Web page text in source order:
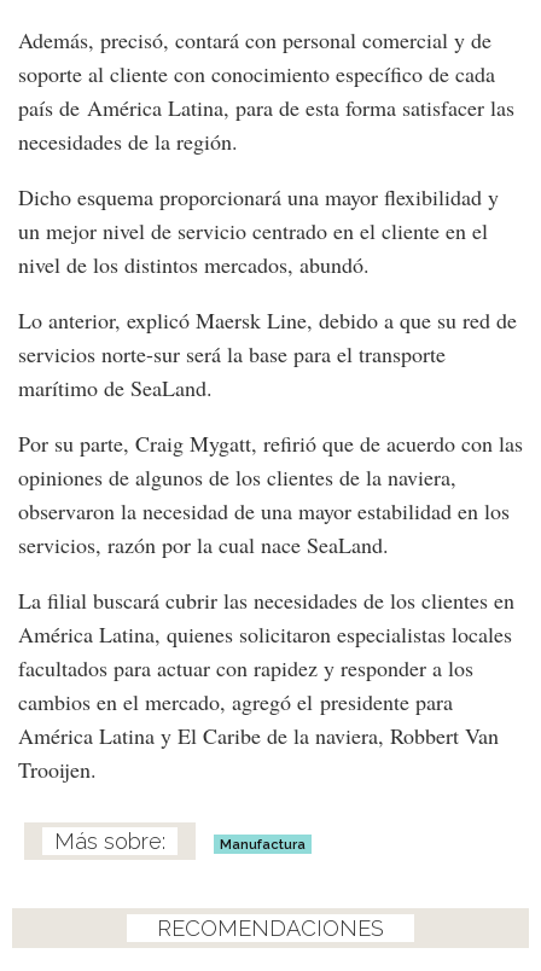
Además, precisó, contará con personal comercial y de
soporte al cliente con conocimiento específico de cada
país de América Latina, para de esta forma satisfacer las
necesidades de la región.
Dicho esquema proporcionará una mayor flexibilidad y
un mejor nivel de servicio centrado en el cliente en el
nivel de los distintos mercados, abundó.
Lo anterior, explicó Maersk Line, debido a que su red de
servicios norte-sur será la base para el transporte
marítimo de SeaLand.
Por su parte, Craig Mygatt, refirió que de acuerdo con las
opiniones de algunos de los clientes de la naviera,
observaron la necesidad de una mayor estabilidad en los
servicios, razón por la cual nace SeaLand.
La filial buscará cubrir las necesidades de los clientes en
América Latina, quienes solicitaron especialistas locales
facultados para actuar con rapidez y responder a los
cambios en el mercado, agregó el presidente para
América Latina y El Caribe de la naviera, Robbert Van
Trooijen.
Manufactura
RECOMENDACIONES